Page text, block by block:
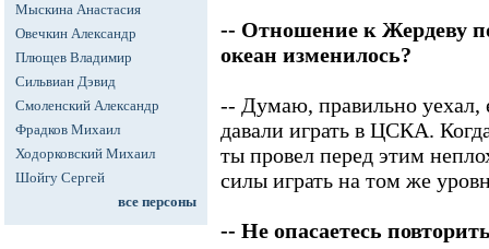
Мыскина Анастасия
Овечкин Александр
Плющев Владимир
Сильвиан Дэвид
Смоленский Александр
Фрадков Михаил
Ходорковский Михаил
Шойгу Сергей
все персоны
-- Отношение к Жердеву
океан изменилось?
-- Думаю, правильно уехал,
давали играть в ЦСКА.
ты провел перед этим
силы играть на том же
-- Не опасаетесь